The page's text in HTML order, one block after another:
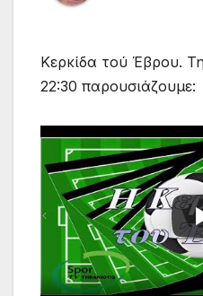
Κερκίδα τού Έβρου.
22:30 παρουσιάζουμε: